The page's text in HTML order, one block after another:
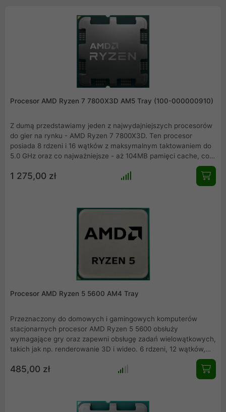
Procesor AMD Ryzen 7 7800X3D AM5 Tray (100-000000910)
Z dumą przedstawiamy jeden z najwydajniejszych procesorów
do gier na rynku - AMD Ryzen 7 7800X3D. Ten procesor
posiada 8 rdzeni i 16 wątków z maksymalnym taktowaniem do
5.0 GHz oraz co najważniejsze - aż 104MB pamięci cache, co
entuzjasty gier. Dzięki zastosowaniu architektury Zen 4
procesor ten oferuje doskonałą wydajność w każdej sytuacji w
wymagające gry komputerowe na rynku. Poznaj mocy kryjącą
się w pamięci 3D V-Cache i wjedź razem z nią na najwyższy
poziom wydajność w światowym gamingu.
1 275,00 zł
Procesor AMD Ryzen 5 5600 AM4 Tray
Przeznaczony do domowych i gamingowych komputerów
stacjonarnych procesor AMD Ryzen 5 5600 obsłuży
wymagające gry oraz zapewni obsługę zadań wielowątkowych,
takich jak np. renderowanie 3D i wideo. 6 rdzeni, 12 wątków,
częstotliwość taktowania do 4,4 GHz oraz 35 MB pamięci
cache sprawiają, że ten CPU zapewnia najwyższą wydajność.
Ryzen 5 5600 wyposażono także w chłodzenie Wraith Stealth.
bardzo dobrym wyborem do zestawów komputerowych kiedy
spojrzymy na jego cenę oraz wydajność. Koszt budowy całej
485,00 zł